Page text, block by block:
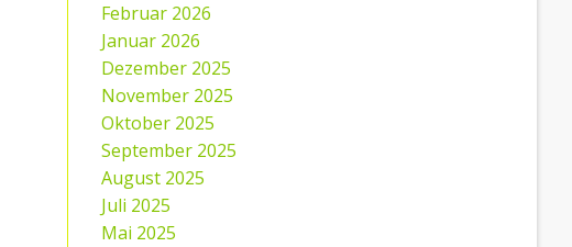
Februar 2026
Januar 2026
Dezember 2025
November 2025
Oktober 2025
September 2025
August 2025
Juli 2025
Mai 2025